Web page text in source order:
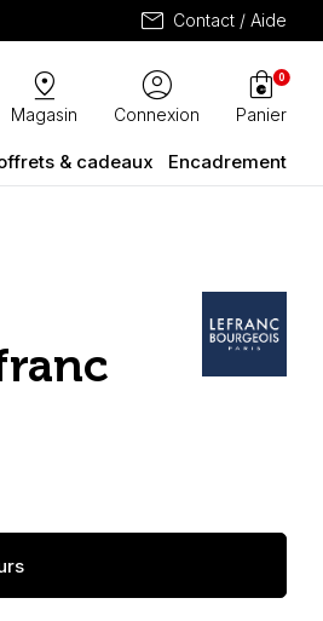
mail Contact / Aide
pin_drop
Magasin
account_circle
Connexion
shopping_bag
Panier
0
& cadeaux Encadrement